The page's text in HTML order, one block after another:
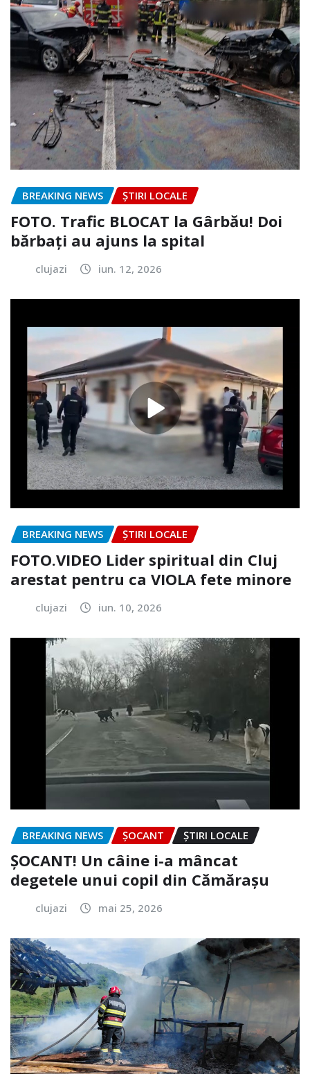
BREAKING NEWS ȘTIRI LOCALE
FOTO. Trafic BLOCAT la Gârbău! Doi
bărbați au ajuns la spital
clujazi iun. 12, 2026
BREAKING NEWS ȘTIRI LOCALE
FOTO.VIDEO Lider spiritual din Cluj
arestat pentru ca VIOLA fete minore
clujazi iun. 10, 2026
BREAKING NEWS ȘOCANT ȘTIRI LOCALE
ȘOCANT! Un câine i-a mâncat
degetele unui copil din Cămărașu
clujazi mai 25, 2026